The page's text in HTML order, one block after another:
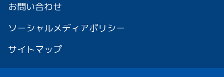
お問い合わせ
ソーシャルメディアポリシー
サイトマップ